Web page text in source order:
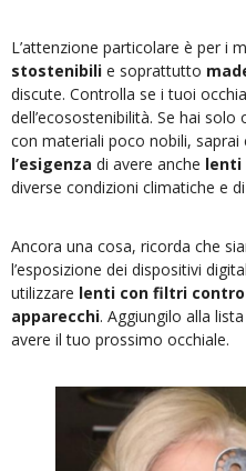
L’attenzione particolare è per i
stostenibili e soprattutto
discute. Controlla se i tuoi
dell’ecosostenibilità. Se hai
con materiali poco nobili,
l’esigenza di avere anche lenti
diverse condizioni climatiche e
Ancora una cosa, ricorda che
l’esposizione dei dispositivi
utilizzare lenti con filtri
apparecchi. Aggiungilo alla
avere il tuo prossimo occhiale.